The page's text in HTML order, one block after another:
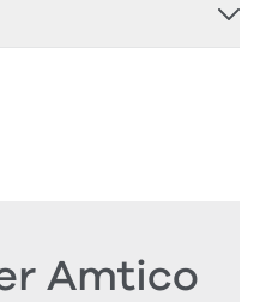
Amtico